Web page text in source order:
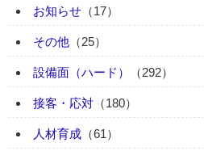
お知らせ （17）
その他 （25）
設備面（ハード） （292）
接客・応対 （180）
人材育成 （61）